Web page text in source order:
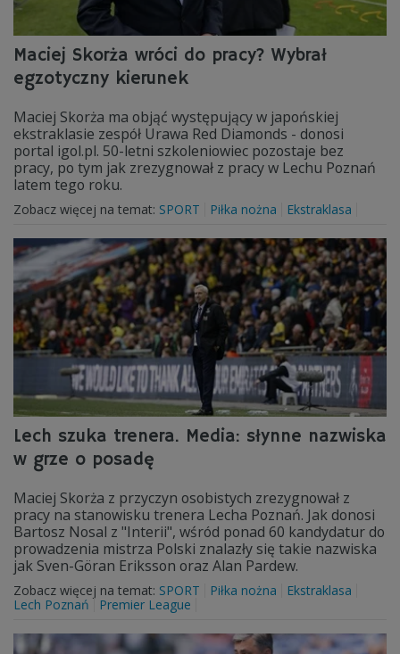
Maciej Skorża wróci do pracy? Wybrał
egzotyczny kierunek
Maciej Skorża ma objąć występujący w japońskiej
ekstraklasie zespół Urawa Red Diamonds - donosi
portal igol.pl. 50-letni szkoleniowiec pozostaje bez
pracy, po tym jak zrezygnował z pracy w Lechu Poznań
latem tego roku.
Zobacz więcej na temat: SPORT Piłka nożna Ekstraklasa
Lech szuka trenera. Media: słynne nazwiska
w grze o posadę
Maciej Skorża z przyczyn osobistych zrezygnował z
pracy na stanowisku trenera Lecha Poznań. Jak donosi
Bartosz Nosal z "Interii", wśród ponad 60 kandydatur do
prowadzenia mistrza Polski znalazły się takie nazwiska
jak Sven-Göran Eriksson oraz Alan Pardew.
Zobacz więcej na temat: SPORT Piłka nożna
Ekstraklasa
Lech Poznań
Premier League